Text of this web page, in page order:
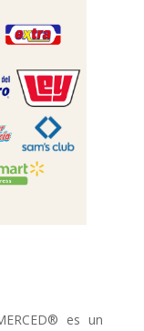
es un